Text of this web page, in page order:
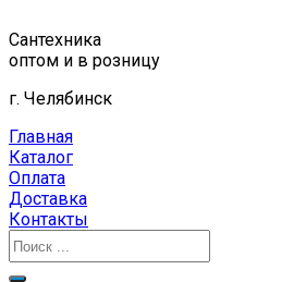
к
содержимому
Сантехника
оптом и в розницу
г. Челябинск
Главная
Каталог
Оплата
Доставка
Контакты